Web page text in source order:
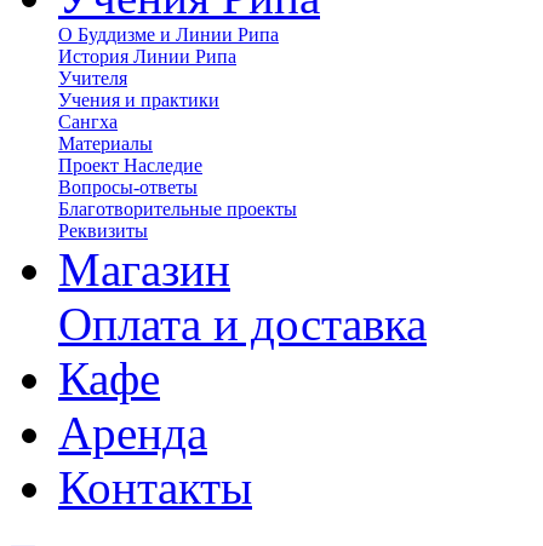
О Буддизме и Линии Рипа
История Линии Рипа
Учителя
Учения и практики
Сангха
Материалы
Проект Наследие
Вопросы-ответы
Благотворительные проекты
Реквизиты
Магазин
Оплата и доставка
Кафе
Аренда
Контакты